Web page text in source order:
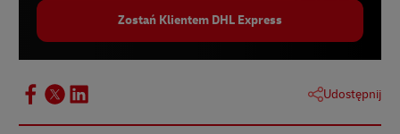
Zostań Klientem DHL Express
Udostępnij